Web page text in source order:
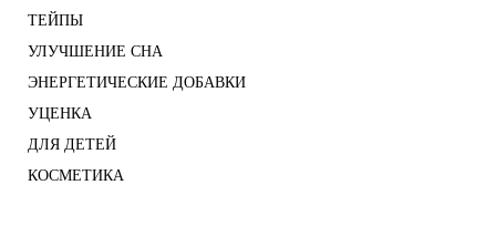
ТЕЙПЫ
УЛУЧШЕНИЕ СНА
ЭНЕРГЕТИЧЕСКИЕ ДОБАВКИ
УЦЕНКА
ДЛЯ ДЕТЕЙ
КОСМЕТИКА